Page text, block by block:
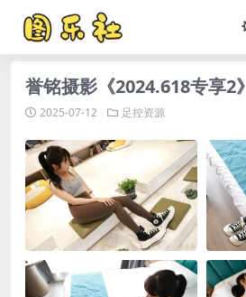
誉铭摄影《2024.618专享2》
2025-07-12 足控资源